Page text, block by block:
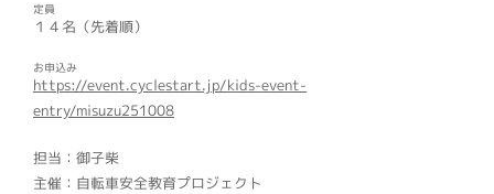
定員
１４名（先着順）
お申込み
https://event.cyclestart.jp/kids-event-
entry/misuzu251008
担当 ： 御子柴
主催：自転車安全教育プロジェクト